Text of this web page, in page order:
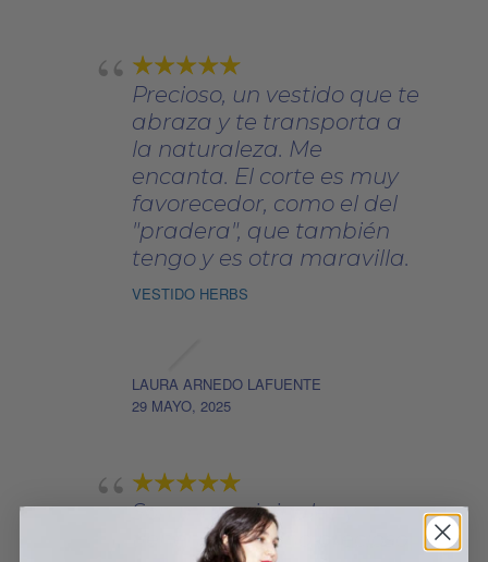
Precioso, un vestido que te
abraza y te transporta a
la naturaleza. Me
encanta. El corte es muy
favorecedor, como el del
"pradera", que también
tengo y es otra maravilla.
VESTIDO HERBS
LAURA ARNEDO LAFUENTE
29 MAYO, 2025
Son muy originales y
tienen un diseño precioso